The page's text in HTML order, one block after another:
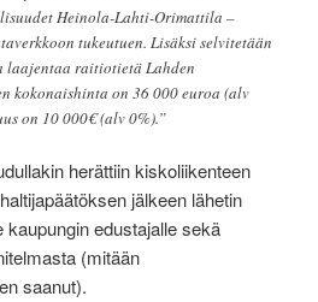
Heinola-Lahti-Orimattila –
tukeutuen. Lisäksi selvitetään
laajentaa raitiotietä Lahden
kokonaishinta on 36 000 euroa (alv
on 10 000€ (alv 0%).”
herättiin kiskoliikenteen
jälkeen lähetin
edustajalle sekä
(mitään
saanut).